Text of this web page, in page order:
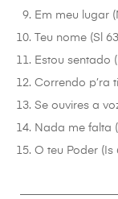
Em meu lugar
Teu nome (Sl
Estou sentado
Correndo p’ra
Se ouvires a
Nada me falta
O teu Poder (Is